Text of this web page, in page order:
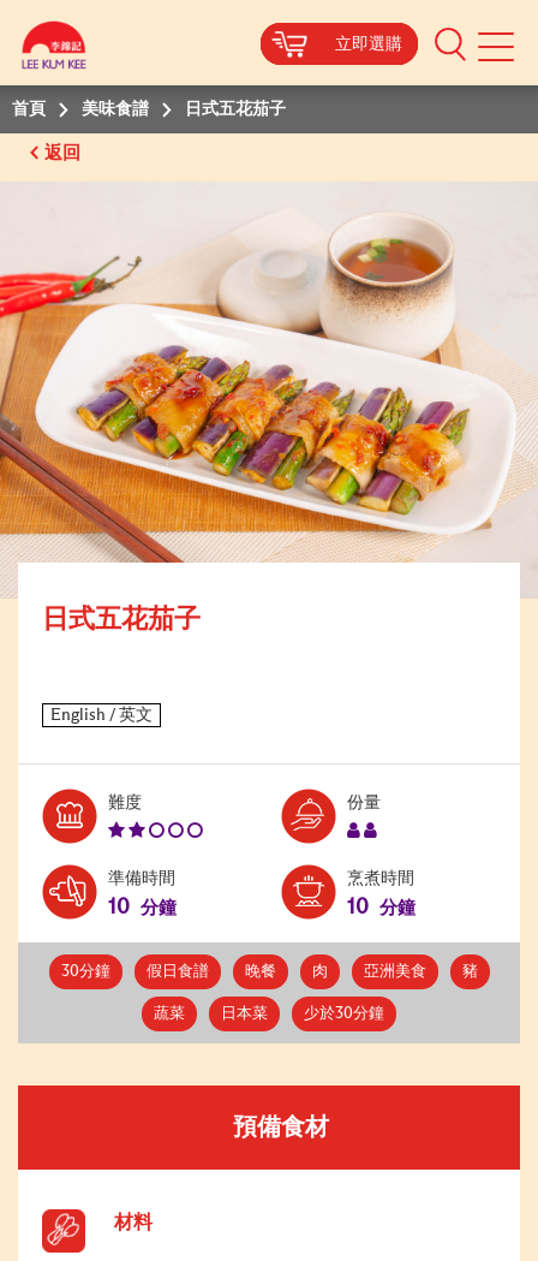
立即選購
Mobile
立即選購
立即選購
立即選購
首頁 美味食譜 日式五花茄子
返回
日式五花茄子
難度Level:
份量Serves:
準備時間
10 分鐘
烹煮時間
10 分鐘
30分鐘 假日食譜 晚餐 肉 亞洲美食 豬
蔬菜 日本菜 少於30分鐘
預備食材
材料